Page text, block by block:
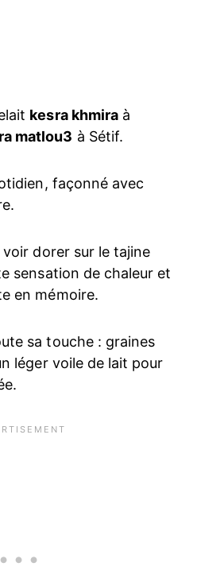
kesra khmiraà
matlou3 à Sétif.
façonné avec
dorer sur le tajine
sensation de chaleur et
en mémoire.
sa touche : graines
léger voile de lait pour